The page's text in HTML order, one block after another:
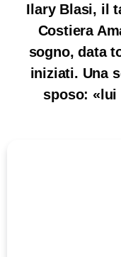
Ilary Blasi, il
Costiera
sogno, data
iniziati. Una
sposo: «lui